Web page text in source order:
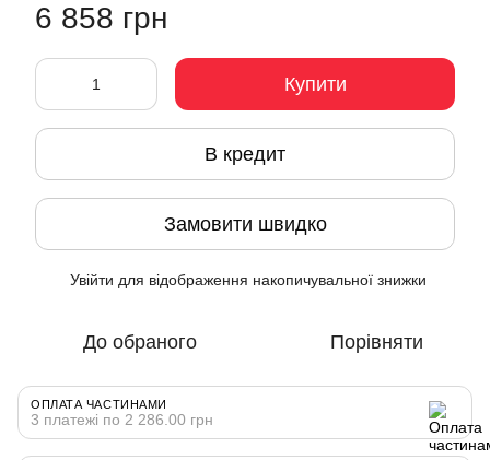
6 858 грн
Купити
В кредит
Замовити швидко
Увійти для відображення накопичувальної знижки
До обраного Порівняти
ОПЛАТА ЧАСТИНАМИ
3 платежі по 2 286.00 грн